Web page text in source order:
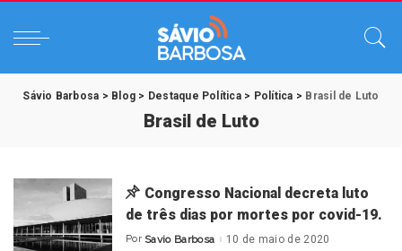
Sávio Barbosa > Blog > Destaque Política> Política > Brasil de Luto
Brasil de Luto
Congresso Nacional decreta luto
de três dias por mortes por covid-19.
Posted
Por Savio Barbosa 10 de maio de 2020